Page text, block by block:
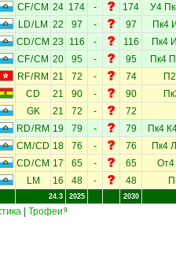
CF/CM 24 174 - 174 У4
LD/ LM 22 97 - 97 Пк4
CD/CM 23 116 - 116 Пк4
CF/CM 20 95 - 95 Пк4
RF/ RM 21 72 - 74 П2
CD 21 90 - 90
GK 21 72 - 72
RD/ RM 19 79 - 79 Пк4
CM /CD 18 76 - 76 Пк4
CD/CM 17 65 - 65 От4
LM 16 48 - 48
24.3 2025 2030
Трофеи 9